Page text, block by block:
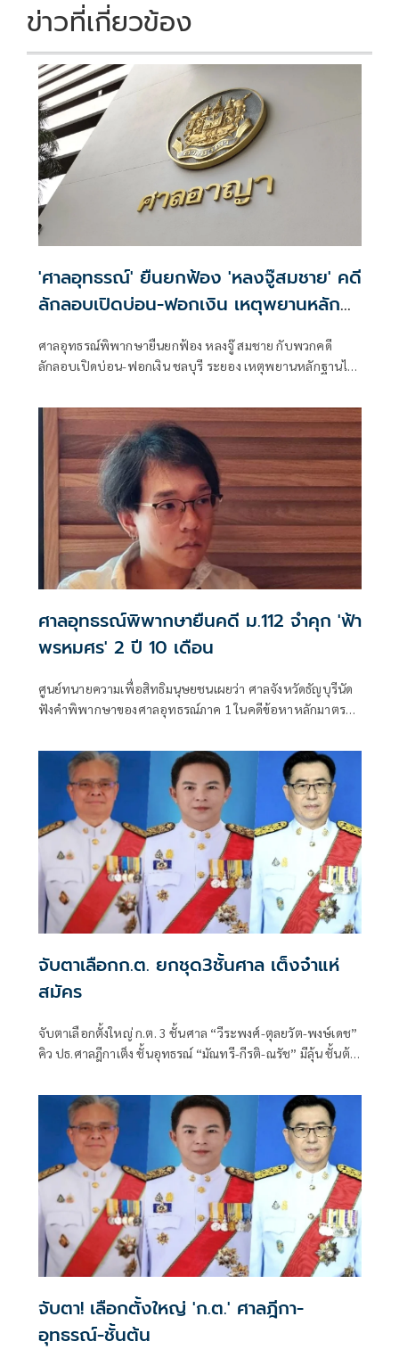
ข่าวที่เกี่ยวข้อง
'ศาลอุทธรณ์' ยืนยกฟ้อง 'หลงจู๊สมชาย' คดี
ลักลอบเปิดบ่อน-ฟอกเงิน เหตุพยานหลัก
ศาลอุทธรณ์พิพากษายืนยกฟ้อง หลงจู๊ สมชาย กับพวกคดี
ลักลอบเปิดบ่อน-ฟอกเงิน ชลบุรี ระยอง เหตุพยานหลักฐานไม่
ศาลอุทธรณ์พิพากษายืนคดี ม.112 จำคุก 'ฟ้า
พรหมศร' 2 ปี 10 เดือน
ศูนย์ทนายความเพื่อสิทธิมนุษยชนเผยว่า ศาลจังหวัดธัญบุรีนัด
ฟังคำพิพากษาของศาลอุทธรณ์ภาค 1 ในคดีข้อหาหลักมาตรา
จับตาเลือกก.ต. ยกชุด3ชั้นศาล เต็งจ๋าแห่
สมัคร
จับตาเลือกตั้งใหญ่ ก.ต. 3 ชั้นศาล “วีระพงศ์-ตุลยวัต-พงษ์เดช”
คิว ปธ.ศาลฎีกาเต็ง ชั้นอุทธรณ์ “มัณทรี-กีรติ-ณรัช” มีลุ้น ชั้นต้น
จับตา! เลือกตั้งใหญ่ 'ก.ต.' ศาลฎีกา-
อุทธรณ์-ชั้นต้น